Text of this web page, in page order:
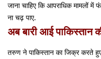
जाना चाहिए कि आपराधिक मामलों
ना चढ़ पाए.
अब बारी आई पाकिस्तान
तरुण ने पाकिस्तान का जिक्र करते